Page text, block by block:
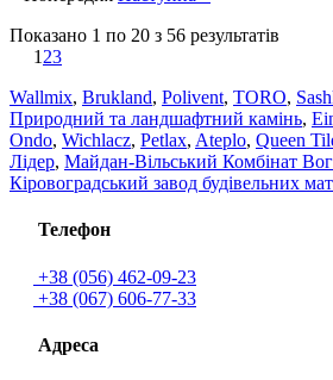
Показано 1 по 20 з 56 результатів
1 23
Wallmix, Brukland, Polivent, TORO,
Природний та ландшафтний камінь,
Ondo, Wichlacz, Petlax, Ateplo, Queen
Лідер, Майдан-Вільський Комбінат
Кіровоградський завод будівельних
Телефон
+38 (056) 462-09-23
+38 (067) 606-77-33
Адреса